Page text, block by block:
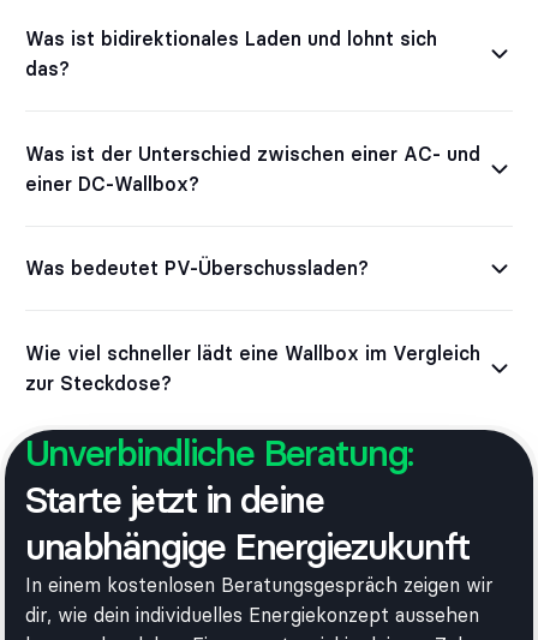
Was ist bidirektionales Laden und lohnt sich
das?
Was ist der Unterschied zwischen einer AC- und
einer DC-Wallbox?
Was bedeutet PV-Überschussladen?
Wie viel schneller lädt eine Wallbox im Vergleich
zur Steckdose?
Unverbindliche Beratung:
Starte jetzt in deine
unabhängige Energiezukunft
In einem kostenlosen Beratungsgespräch zeigen wir
dir, wie dein individuelles Energiekonzept aussehen
Footer